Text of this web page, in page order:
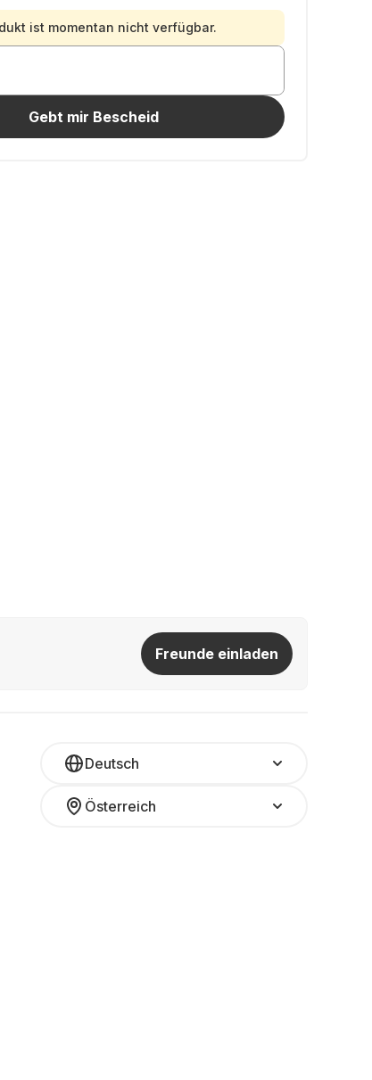
ist momentan nicht verfügbar.
Gebt mir Bescheid
Freunde einladen
Deutsch
Österreich